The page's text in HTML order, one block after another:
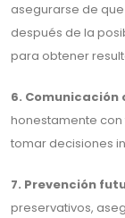
asegurarse de
después de la
para obtener
6. Comunicación
honestamente
tomar decisiones
7. Prevención
preservativos,